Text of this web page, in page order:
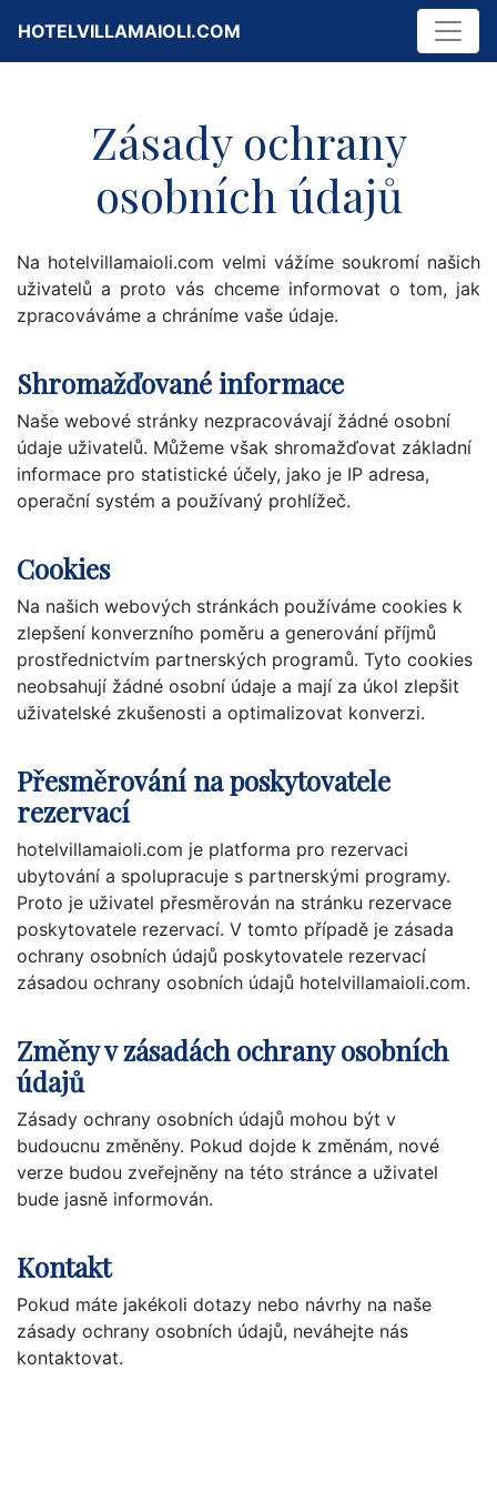
HOTELVILLAMAIOLI.COM
Zásady ochrany
osobních údajů
Na hotelvillamaioli.com velmi vážíme soukromí našich
uživatelů a proto vás chceme informovat o tom, jak
zpracováváme a chráníme vaše údaje.
Shromažďované informace
Naše webové stránky nezpracovávají žádné osobní
údaje uživatelů. Můžeme však shromažďovat základní
informace pro statistické účely, jako je IP adresa,
operační systém a používaný prohlížeč.
Cookies
Na našich webových stránkách používáme cookies k
zlepšení konverzního poměru a generování příjmů
prostřednictvím partnerských programů. Tyto cookies
neobsahují žádné osobní údaje a mají za úkol zlepšit
uživatelské zkušenosti a optimalizovat konverzi.
Přesměrování na poskytovatele
rezervací
hotelvillamaioli.com je platforma pro rezervaci
ubytování a spolupracuje s partnerskými programy.
Proto je uživatel přesměrován na stránku rezervace
poskytovatele rezervací. V tomto případě je zásada
ochrany osobních údajů poskytovatele rezervací
zásadou ochrany osobních údajů hotelvillamaioli.com.
Změny v zásadách ochrany osobních
údajů
Zásady ochrany osobních údajů mohou být v
budoucnu změněny. Pokud dojde k změnám, nové
verze budou zveřejněny na této stránce a uživatel
bude jasně informován.
Kontakt
Pokud máte jakékoli dotazy nebo návrhy na naše
zásady ochrany osobních údajů, neváhejte nás
kontaktovat.